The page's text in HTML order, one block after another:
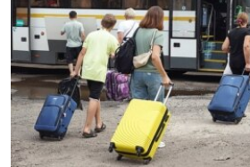
ရန်
ပင်မ
အ
ညွန်း
စာမျက်နှာ
ကျော်
မကြေးမုံရဲ့ အင်္ဂလိပ်စာ
ရုပ်ရှင်ထဲက အင်္ဂလိပ်စာ
သုတပဒေသာ အင်္ဂလိပ်စာ
ရေဒီယို
တီဗွီ
ရေဒီယိုနှင့်ရုပ်သံ အချက်အလက်များ
ရေဒီယို/တီဗွီအစီအစဉ်
Learning English
ဗွီအိုအေ လူမှုကွန်ယက်များ